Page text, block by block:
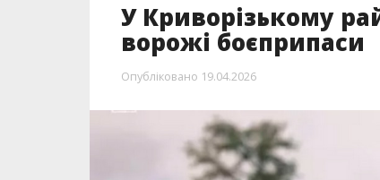
У Криворізькому
ворожі боєприпаси
Опубліковано 19.04.2026